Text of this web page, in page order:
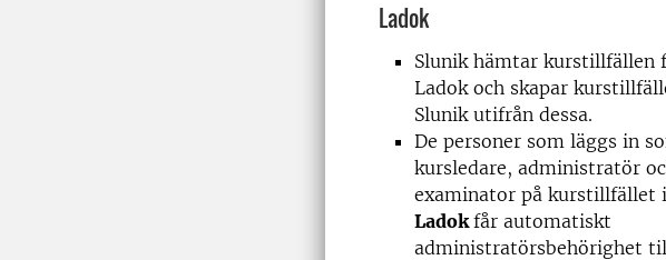
Ladok
Slunik hämtar kurstillfällen
Ladok och skapar
Slunik utifrån dessa.
De personer som läggs in
kursledare, administratör
examinator på kurstillfället i
Ladok får automatiskt
administratörsbehörighet